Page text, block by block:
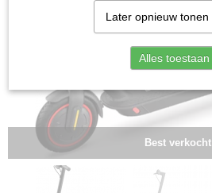
Best verkocht
Later opnieuw tonen
Alles toestaan